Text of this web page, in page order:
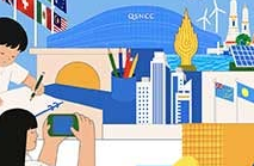
.ต.ธวัชชัย นิลานุช ผบก.ภ.จว.อุ
วยยาง อ.โขงเจียม จ.อุบลรา
ะรุมทำร้ายเจ้าหน้าที่ตำรวจบา